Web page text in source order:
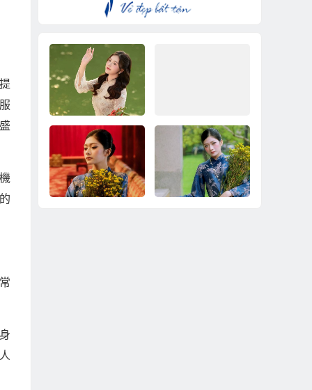
越南新娘真的都很
窮、都是想來台灣賺
錢嗎？
台灣婚戀現狀下，務
實到越南相親結婚是
不是錯？